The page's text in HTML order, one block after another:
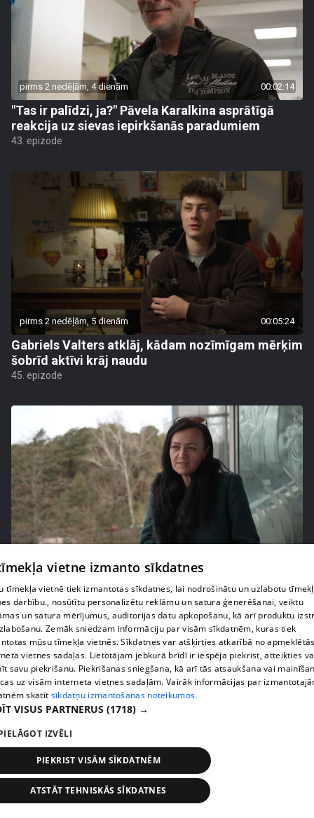
pirms 2 nedēļām, 4 dienām 00:02:14
"Tas ir palīdzi, ja?" Pāvela Karalkina asprātīgā
reakcija uz sievas iepirkšanās paradumiem
43. epizode
pirms 2 nedēļām, 5 dienām 00:05:24
Gabriels Valters atklāj, kādam nozīmīgam mērķim
šobrīd aktīvi krāj naudu
45. epizode
Agrita Bindre nāk klajā ar sāpīgām atmiņām par
meitas Beatrises diagnozi
55. epizode
pirms 2 nedēļām, 6 dienām
vietne izmanto sīkdatnes
tīmekļa vietnē tiek izmantotas sīkdatnes, lai nodrošinātu un uzlabotu
darbību., nosūtītu personalizētu reklāmu un satura ģenerēšanai, veiktu
un satura mērījumus, auditorijas datu apkopošanu, kā arī produktu
Zemāk sniedzam informāciju par visām sīkdatnēm, kuras tiek
mūsu tīmekļa vietnēs. Sīkdatnes var atšķirties atkarībā no
vietnes sadaļas. Lietotājam jebkurā brīdī ir iespēja piekrist, atteikties
savu piekrišanu. Piekrišanas sniegšana, kā arī tās atsaukšana vai
uz visām interneta vietnes sadaļām. Vairāk informācijas par
skatīt sīkdatņu izmantošanas noteikumos.
VISUS PARTNERUS (1718) →
IZVĒLI
PIEKRIST VISĀM SĪKDATNĒM
ATSTĀT TEHNISKĀS SĪKDATNES